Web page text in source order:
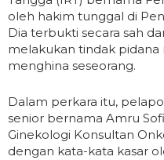
oleh hakim tunggal di
Dia terbukti secara sah
melakukan tindak pidana
menghina seseorang.
Dalam perkara itu,
senior bernama Amru
Ginekologi Konsultan
dengan kata-kata kasar